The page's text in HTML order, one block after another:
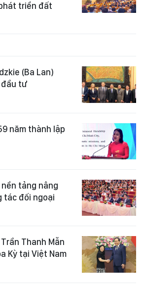
triển đất
(Ba Lan)
đầu tư
năm thành lập
tảng nâng
tác đối ngoại
Thanh Mẫn
Kỳ tại Việt Nam